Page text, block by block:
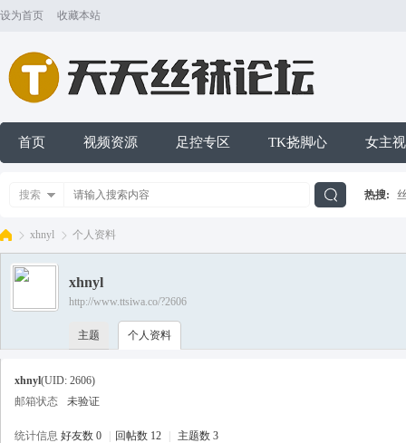
设为首页 收藏本站
首页 视频资源 足控专区 TK挠脚心 女主
搜索 热搜:
›
xhnyl
›
个人资料
xhnyl
http://www.ttsiwa.co/?2606
主题 个人资料
xhnyl(UID: 2606)
邮箱状态
未验证
统计信息 好友数 0 回帖数 12 主题数 3